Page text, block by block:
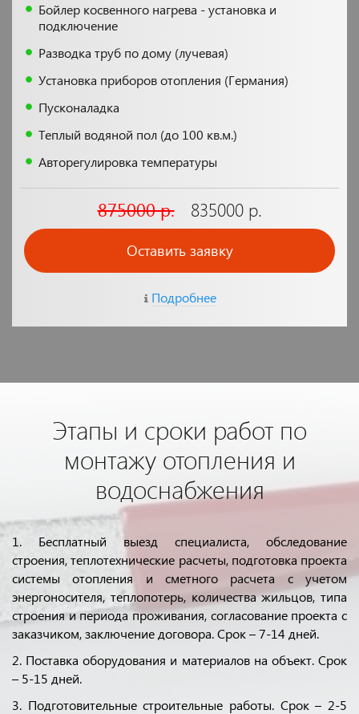
Бойлер косвенного нагрева - установка и
подключение
Разводка труб по дому (лучевая)
Установка приборов отопления (Германия)
Пусконаладка
Теплый водяной пол (до 100 кв.м.)
Авторегулировка температуры
875000 р. 835000 р.
Оставить заявку
Подробнее
Этапы и сроки работ по
монтажу отопления и
водоснабжения
1. Бесплатный выезд специалиста, обследование
строения, теплотехнические расчеты, подготовка проекта
системы отопления и сметного расчета с учетом
энергоносителя, теплопотерь, количества жильцов, типа
строения и периода проживания, согласование проекта с
заказчиком, заключение договора. Срок – 7-14 дней.
2. Поставка оборудования и материалов на объект. Срок
– 5-15 дней.
3. Подготовительные строительные работы. Срок – 2-5